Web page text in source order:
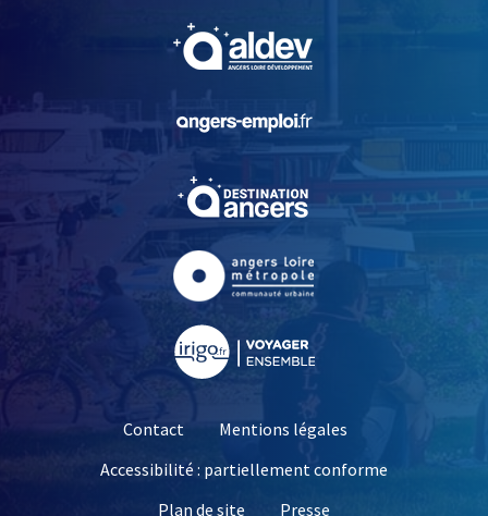
, Ouvre une nouvelle
, Ouvre une nouvelle
Contact
Mentions légales
Accessibilité : partiellement conforme
Plan de site
Presse